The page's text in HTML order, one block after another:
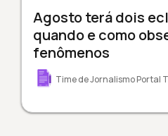
Agosto terá dois
quando e como
fenômenos
Time de Jornalismo Portal